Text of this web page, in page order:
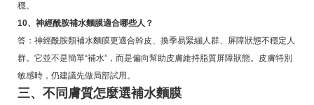
穩。
10、神經酰胺補水麵膜適合哪些人？
答：神經酰胺類補水麵膜更適合幹皮、換季易緊繃人群、屏障狀態不穩定人
群。它並不是簡單“補水”，而是偏向幫助皮膚維持脂質屏障狀態。皮膚特別
敏感時，仍建議先做局部試用。
三、不同膚質怎麼選補水麵膜